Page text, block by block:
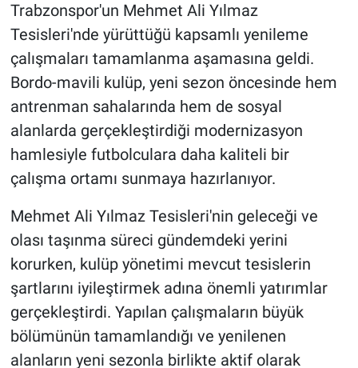
Trabzonspor'un Mehmet Ali Yılmaz
Tesisleri'nde yürüttüğü kapsamlı yenileme
çalışmaları tamamlanma aşamasına geldi.
Bordo-mavili kulüp, yeni sezon öncesinde hem
antrenman sahalarında hem de sosyal
alanlarda gerçekleştirdiği modernizasyon
hamlesiyle futbolculara daha kaliteli bir
çalışma ortamı sunmaya hazırlanıyor.
Mehmet Ali Yılmaz Tesisleri'nin geleceği ve
olası taşınma süreci gündemdeki yerini
korurken, kulüp yönetimi mevcut tesislerin
şartlarını iyileştirmek adına önemli yatırımlar
gerçekleştirdi. Yapılan çalışmaların büyük
bölümünün tamamlandığı ve yenilenen
alanların yeni sezonla birlikte aktif olarak
ÇEVRE
HABERDE İNSAN
POLİTİKA
MAGAZİN
Bilim, Teknoloji